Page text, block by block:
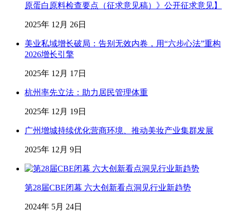
原蛋白原料检查要点（征求意见稿）》公开征求意见】
2025年 12月 26日
美业私域增长破局：告别无效内卷，用“六步心法”重构
2026增长引擎
2025年 12月 17日
杭州率先立法：助力居民管理体重
2025年 12月 19日
广州增城持续优化营商环境、推动美妆产业集群发展
2025年 12月 9日
第28届CBE闭幕 六大创新看点洞见行业新趋势
2024年 5月 24日